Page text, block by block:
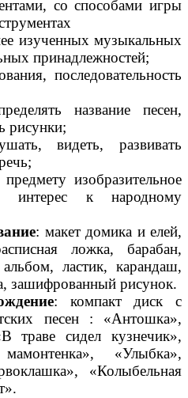
со способами игры
изученных музыкальных
принадлежностей;
последовательность
название песен,
рисунки;
видеть, развивать
изобразительное
интерес к народному
: макет домика и елей,
ложка, барабан,
ластик, карандаш,
зашифрованный рисунок.
: компакт диск с
песен : «Антошка»,
траве сидел кузнечик»,
«Улыбка»,
«Колыбельная